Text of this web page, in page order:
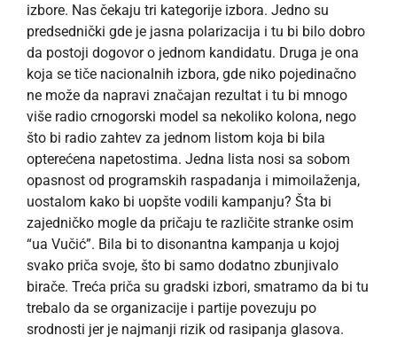
izbore. Nas čekaju tri kategorije izbora. Jedno su
predsednički gde je jasna polarizacija i tu bi bilo dobro
da postoji dogovor o jednom kandidatu. Druga je ona
koja se tiče nacionalnih izbora, gde niko pojedinačno
ne može da napravi značajan rezultat i tu bi mnogo
više radio crnogorski model sa nekoliko kolona, nego
što bi radio zahtev za jednom listom koja bi bila
opterećena napetostima. Jedna lista nosi sa sobom
opasnost od programskih raspadanja i mimoilaženja,
uostalom kako bi uopšte vodili kampanju? Šta bi
zajedničko mogle da pričaju te različite stranke osim
“ua Vučić”. Bila bi to disonantna kampanja u kojoj
svako priča svoje, što bi samo dodatno zbunjivalo
birače. Treća priča su gradski izbori, smatramo da bi tu
trebalo da se organizacije i partije povezuju po
srodnosti jer je najmanji rizik od rasipanja glasova.